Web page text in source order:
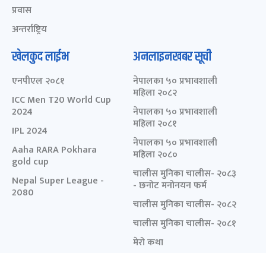
प्रवास
अन्तर्राष्ट्रिय
खेलकुद लाईभ
एनपीएल २०८१
ICC Men T20 World Cup
2024
IPL 2024
Aaha RARA Pokhara
gold cup
Nepal Super League -
2080
अनलाइनखबर सूची
नेपालका ५० प्रभावशाली
महिला २०८२
नेपालका ५० प्रभावशाली
महिला २०८१
नेपालका ५० प्रभावशाली
महिला २०८०
चालीस मुनिका चालीस- २०८३
- छनोट मनोनयन फर्म
चालीस मुनिका चालीस- २०८२
चालीस मुनिका चालीस- २०८१
मेरो कथा